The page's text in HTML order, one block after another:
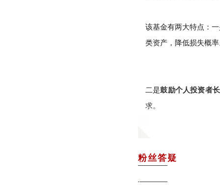
该基金有两大特点：
类资产，降低损失概
二是鼓励个人投资者
求。
粉丝答疑